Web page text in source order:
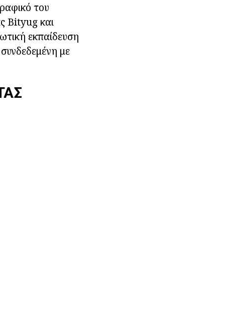
του
Bityug και
εκπαίδευση
με